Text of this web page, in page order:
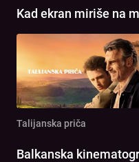
Kad ekran miriše na
Talijanska priča
Balkanska